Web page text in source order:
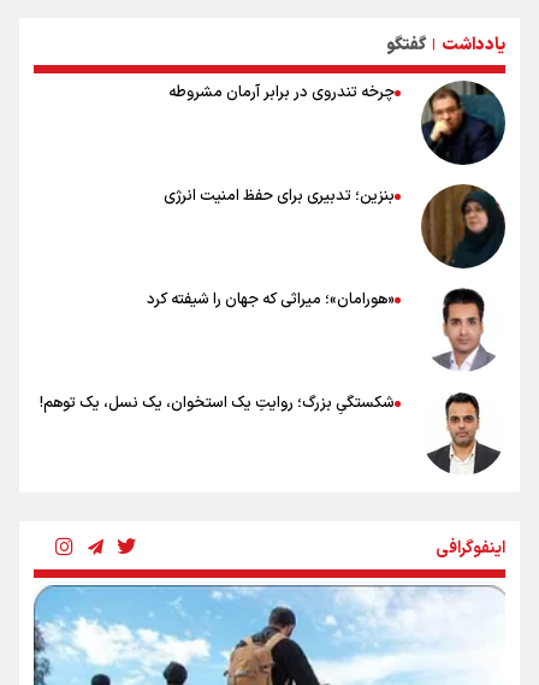
نکاتی مهم برای حفظ سلامت در پیاده روی اربعین
یادداشت | گفتگو
چرخه تندروی در برابر آرمان مشروطه
بنزین؛ تدبیری برای حفظ امنیت انرژی
«هورامان»؛ میراثی که جهان را شیفته کرد
شکستگیِ بزرگ؛ روایتِ یک استخوان، یک نسل، یک توهم!
روایت ایران از کنار مردم
اینفوگرافی